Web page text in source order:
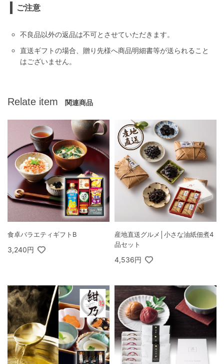
ご注意
不良品以外の返品は不可とさせていただきます。
直送ギフトの場合、贈り先様へ商品明細書等が送られること
はございません。
Relate item 関連商品
食卓バラエティギフトB
3,240円
産地直送グルメ│小さな油紙佃煮4
品セット
4,536円